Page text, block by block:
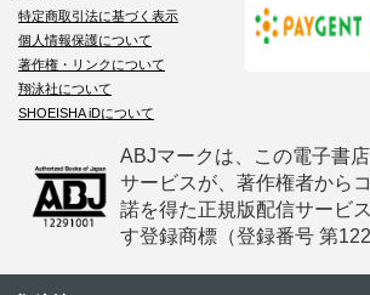
特定商取引法に基づく表示
個人情報保護について
著作権・リンクについて
翔泳社について
SHOEISHA iDについて
ABJマークは、この電子書
サービスが、著作権者から
諾を得た正規版配信サービ
す登録商標（登録番号 第